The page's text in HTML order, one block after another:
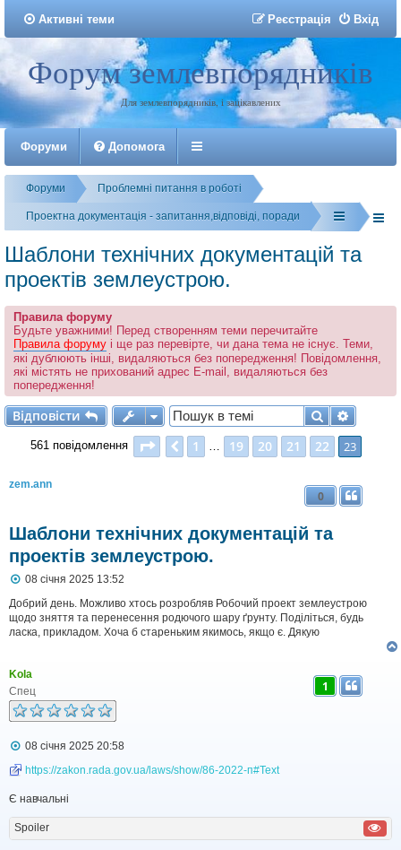
Активні теми Вхід
Реєстрація
Реєстрація
Форум землевпорядників
Для землевпорядників, і зацікавлених
Форуми Допомога
Форуми Проблемні питання в роботі
Проектна документація - запитання,відповіді, поради
Шаблони технічних документацій та
проектів землеустрою.
Правила форуму
Будьте уважними! Перед створенням теми перечитайте
Правила форуму і ще раз перевірте, чи дана тема не існує. Теми,
які дублюють інші, видаляються без попередження! Повідомлення,
які містять не прихований адрес E-mail, видаляються без
попередження!
Відповісти
Відповісти Пошук
561 повідомлення Сторінка з
Поперед.
1 … 19 20 21 22 23
zem.ann
Шаблони технічних документацій та
проектів землеустрою.
0
П
в
і
д
е
н
н
я
08 січня 2025 13:52
Добрий день. Можливо хтось розробляв Робочий проект землеустрою
щодо зняття та перенесення родючого шару ґрунту. Поділіться, будь
ласка, прикладом. Хоча б стареньким якимось, якщо є. Дякую
Kola
Спец
1
П
в
д
м
л
08 січня 2025 20:58
https://zakon.rada.gov.ua/laws/show/86-2022-п#Text
Є навчальні
Spoiler